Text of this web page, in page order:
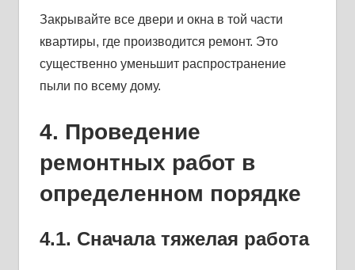
Закрывайте все двери и окна в той части
квартиры, где производится ремонт. Это
существенно уменьшит распространение
пыли по всему дому.
4. Проведение
ремонтных работ в
определенном порядке
4.1. Сначала тяжелая работа